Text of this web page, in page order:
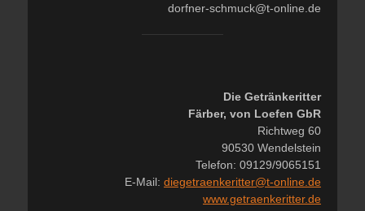
dorfner-schmuck@t-online.de
Die Getränkeritter
Färber, von Loefen GbR
Richtweg 60
90530 Wendelstein
Telefon: 09129/9065151
E-Mail: diegetraenkeritter@t-online.de
www.getraenkeritter.de